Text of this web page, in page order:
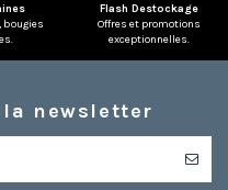
bougies
Flash Destockage
Offres et promotions
exceptionnelles.
newsletter